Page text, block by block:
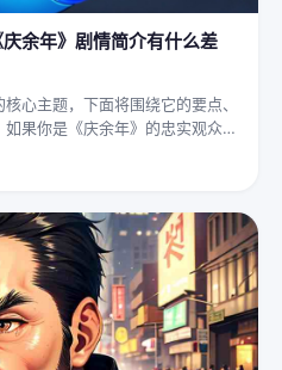
余年》剧情简介有什么差
心主题，下面将围绕它的要点、
果你是《庆余年》的忠实观众，
上呈现出两个略有差异的版本，